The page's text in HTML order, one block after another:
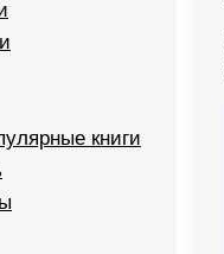
книги